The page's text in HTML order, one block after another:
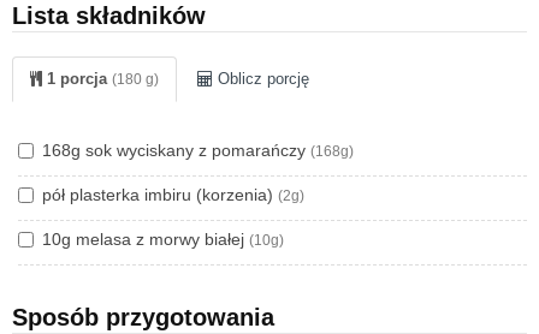
Lista składników
1 porcja (180 g) Oblicz porcję
168g sok wyciskany z pomarańczy (168g)
pół plasterka imbiru (korzenia) (2g)
10g melasa z morwy białej (10g)
Sposób przygotowania